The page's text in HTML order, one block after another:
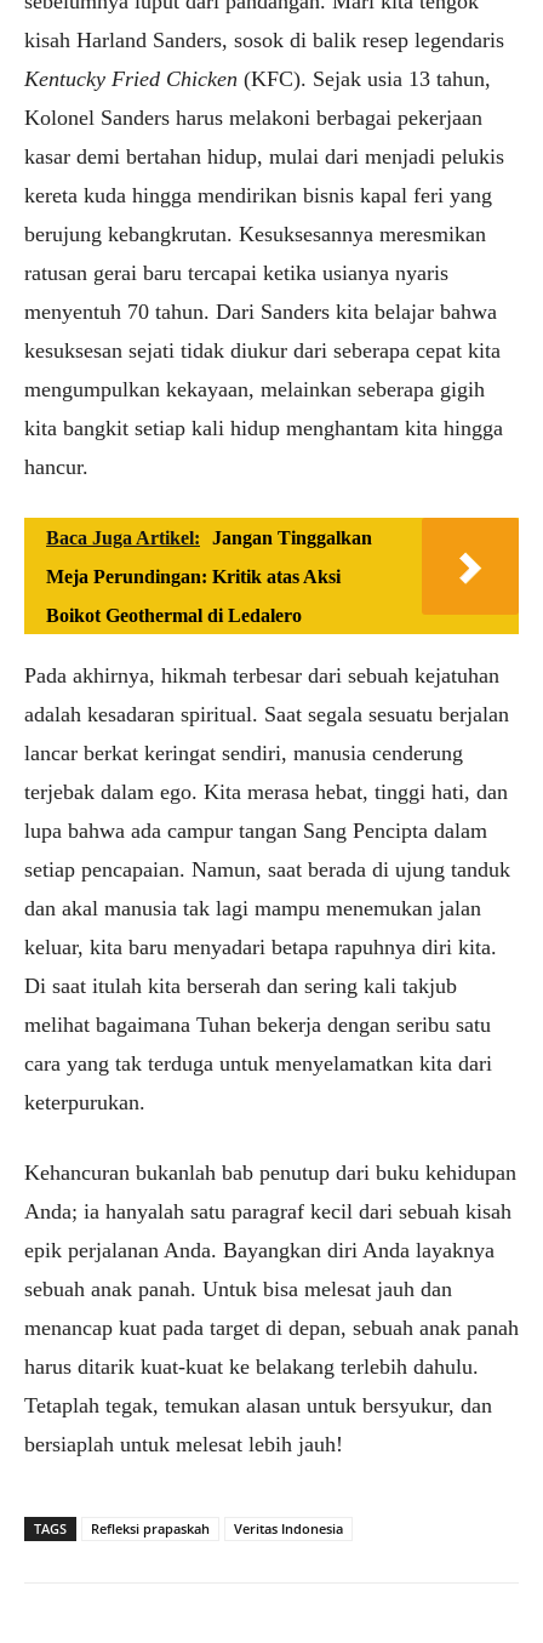
kisah Harland Sanders, sosok di balik resep legendaris
Kentucky Fried Chicken (KFC). Sejak usia 13 tahun,
Kolonel Sanders harus melakoni berbagai pekerjaan
kasar demi bertahan hidup, mulai dari menjadi pelukis
kereta kuda hingga mendirikan bisnis kapal feri yang
berujung kebangkrutan. Kesuksesannya meresmikan
ratusan gerai baru tercapai ketika usianya nyaris
menyentuh 70 tahun. Dari Sanders kita belajar bahwa
kesuksesan sejati tidak diukur dari seberapa cepat kita
mengumpulkan kekayaan, melainkan seberapa gigih
kita bangkit setiap kali hidup menghantam kita hingga
hancur.
Baca Juga Artikel:
Jangan Tinggalkan
Meja Perundingan: Kritik atas Aksi
Boikot Geothermal di Ledalero
Pada akhirnya, hikmah terbesar dari sebuah kejatuhan
adalah kesadaran spiritual. Saat segala sesuatu berjalan
lancar berkat keringat sendiri, manusia cenderung
terjebak dalam ego. Kita merasa hebat, tinggi hati, dan
lupa bahwa ada campur tangan Sang Pencipta dalam
setiap pencapaian. Namun, saat berada di ujung tanduk
dan akal manusia tak lagi mampu menemukan jalan
keluar, kita baru menyadari betapa rapuhnya diri kita.
Di saat itulah kita berserah dan sering kali takjub
melihat bagaimana Tuhan bekerja dengan seribu satu
cara yang tak terduga untuk menyelamatkan kita dari
keterpurukan.
Kehancuran bukanlah bab penutup dari buku kehidupan
Anda; ia hanyalah satu paragraf kecil dari sebuah kisah
epik perjalanan Anda. Bayangkan diri Anda layaknya
sebuah anak panah. Untuk bisa melesat jauh dan
menancap kuat pada target di depan, sebuah anak panah
harus ditarik kuat-kuat ke belakang terlebih dahulu.
Tetaplah tegak, temukan alasan untuk bersyukur, dan
bersiaplah untuk melesat lebih jauh!
TAGS Refleksi prapaskah Veritas Indonesia